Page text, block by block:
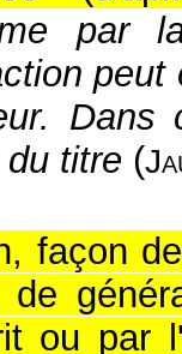
par
peut
Dans
titre (
façon
de
ou par